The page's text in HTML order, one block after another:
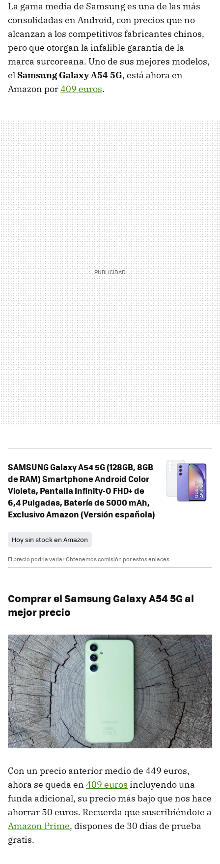
La gama media de Samsung es una de las más
consolidadas en Android, con precios que no
alcanzan a los competitivos fabricantes chinos,
pero que otorgan la infalible garantía de la
marca surcoreana. Uno de sus mejores modelos,
el Samsung Galaxy A54 5G, está ahora en
Amazon por409 euros.
SAMSUNG Galaxy A54 5G (128GB, 8GB
de RAM) Smartphone Android Color
Violeta, Pantalla Infinity-O FHD+ de
6,4 Pulgadas, Batería de 5000 mAh,
Exclusivo Amazon (Versión española)
Hoy sin stock en Amazon
El precio podría variar. Obtenemos comisión por estos enlaces
Comprar el Samsung Galaxy A54 5G al
mejor precio
Con un precio anterior medio de 449 euros,
ahora se queda en 409 euros incluyendo una
funda adicional, su precio más bajo que nos hace
ahorrar 50 euros. Recuerda que suscribiéndote a
Amazon Prime, dispones de 30 días de prueba
gratis.